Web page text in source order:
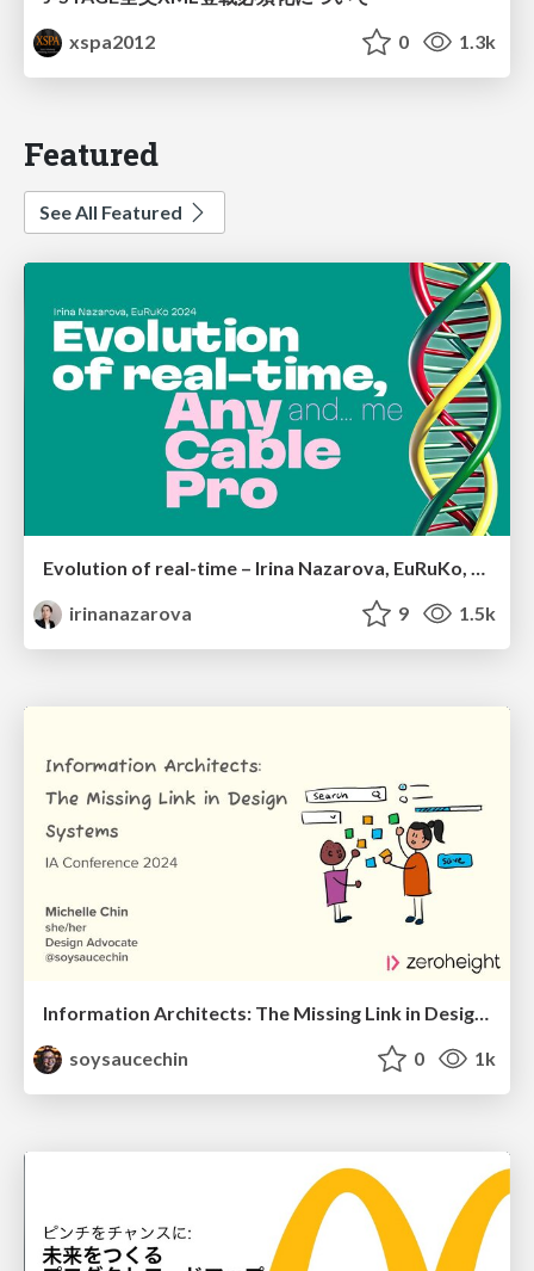
xspa2012
0 1.3k
Featured
See All Featured
Evolution of real-time – Irina Nazarova, EuRuKo, 2024
irinanazarova
9 1.5k
Information Architects: The Missing Link in Design Systems
soysaucechin
0 1k